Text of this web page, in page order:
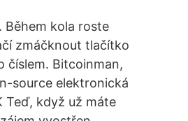
kola roste
zmáčknout tlačítko
číslem. Bitcoinman,
source elektronická
Teď, když už máte